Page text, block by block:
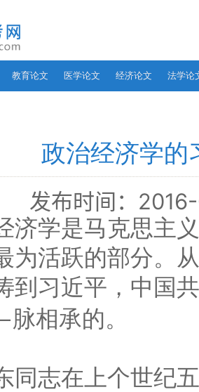
教育论文 医学论文 经济论文 法学论
政治经济学的
发布时间：
学是马克思主义
为活跃的部分。
到习近平，中国
脉相承的。
志在上个世纪五